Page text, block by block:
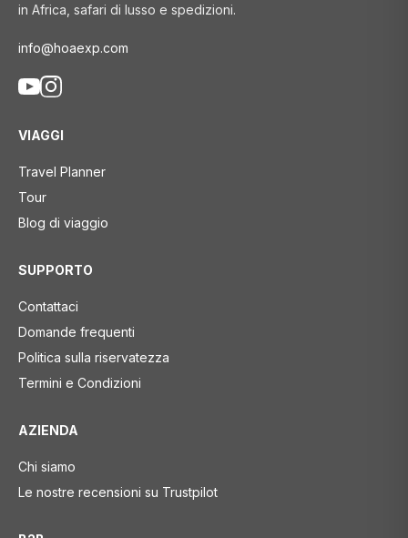
in Africa, safari di lusso e spedizioni.
info@hoaexp.com
VIAGGI
Travel Planner
Tour
Blog di viaggio
SUPPORTO
Contattaci
Domande frequenti
Politica sulla riservatezza
Termini e Condizioni
AZIENDA
Chi siamo
Le nostre recensioni su Trustpilot